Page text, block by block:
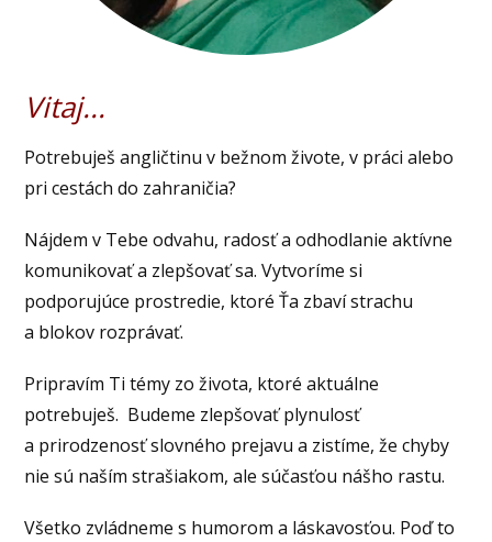
Vitaj...
Potrebuješ angličtinu v bežnom živote, v práci alebo
pri cestách do zahraničia?
Nájdem v Tebe odvahu, radosť a odhodlanie aktívne
komunikovať a zlepšovať sa. Vytvoríme si
podporujúce prostredie, ktoré Ťa zbaví strachu
a blokov rozprávať.
Pripravím Ti témy zo života, ktoré aktuálne
potrebuješ. Budeme zlepšovať plynulosť
a prirodzenosť slovného prejavu a zistíme, že chyby
nie sú naším strašiakom, ale súčasťou nášho rastu.
Všetko zvládneme s humorom a láskavosťou. Poď to